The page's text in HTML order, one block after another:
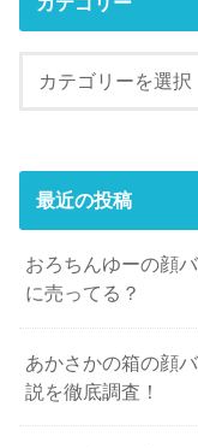
最近の投稿
おろちんゆーの顔
に売ってる？
あかさかの箱の顔
説を徹底調査！